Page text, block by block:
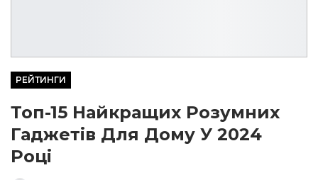
РЕЙТИНГИ
Топ-15 Найкращих Розумних
Гаджетів Для Дому У 2024
Році